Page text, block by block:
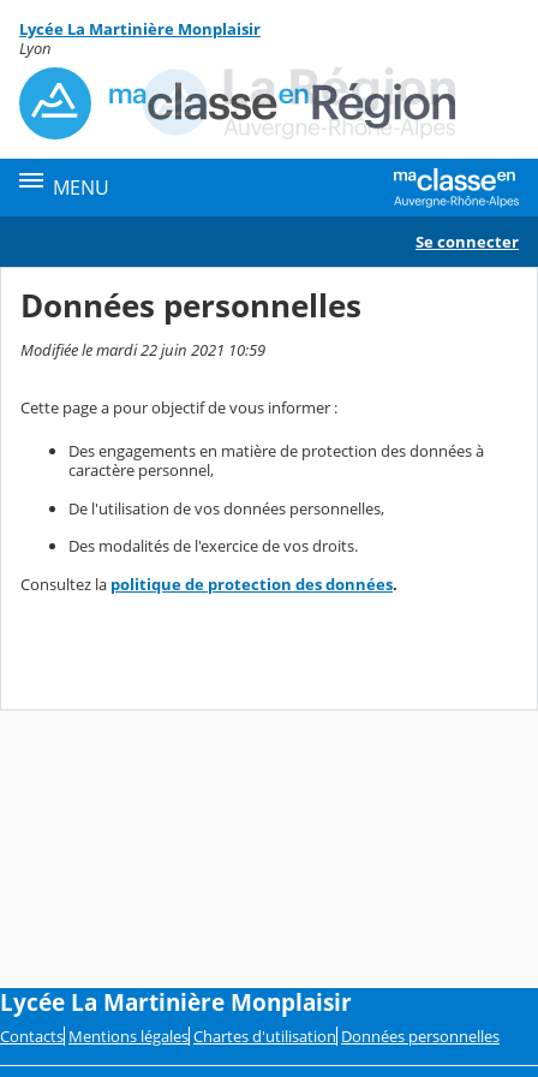
Contenu
Lycée La Martinière Monplaisir
Lyon
MENU
Se connecter
Données personnelles
Modifiée le mardi 22 juin 2021 10:59
Cette page a pour objectif de vous informer :
Des engagements en matière de protection des données à
caractère personnel,
De l'utilisation de vos données personnelles,
Des modalités de l'exercice de vos droits.
Consultez la politique de protection des données.
Lycée La Martinière Monplaisir
Contacts Mentions légales Chartes d'utilisation Données personnelles